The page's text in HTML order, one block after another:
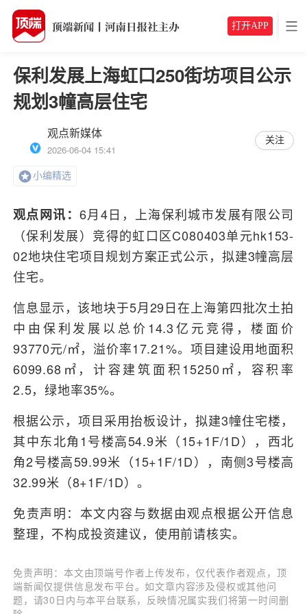
打开APP
保利发展上海虹口250街坊项目公示
规划3幢高层住宅
观点新媒体
2026-06-04 15:41
关注
小编精选
观点网讯： 6月4日，上海保利城市发展有限公司
（保利发展）竞得的虹口区C080403单元hk153-
02地块住宅项目规划方案正式公示，拟建3幢高层
住宅。
信息显示，该地块于5月29日在上海第四批次土拍
中由保利发展以总价14.3亿元竞得，楼面价
93770元/㎡，溢价率17.21%。项目建设用地面积
6099.68㎡，计容建筑面积15250㎡，容积率
2.5，绿地率35%。
根据公示，项目采用抬板设计，拟建3幢住宅楼，
其中东北角1号楼高54.9米（15+1F/1D），西北
角2号楼高59.99米（15+1F/1D），南侧3号楼高
32.99米（8+1F/1D）。
免责声明：本文内容与数据由观点根据公开信息
整理，不构成投资建议，使用前请核实。
免责声明：本文由顶端号作者上传发布，仅代表作者观点，顶
端新闻仅提供信息发布平台。如文章内容涉及侵权或其他问
题，请30日内与本平台联系，反映情况属实我们将第一时间删